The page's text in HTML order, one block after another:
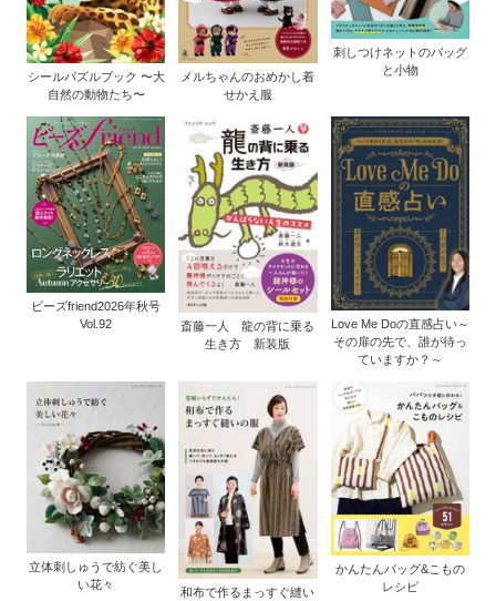
シールパズルブック 〜大
自然の動物たち〜
メルちゃんのおめかし着
せかえ服
刺しつけネットのバッグ
と小物
ビーズfriend2026年秋号
Vol.92
斎藤一人 龍の背に乗る
生き方 新装版
Love Me Doの直感占い～
その扉の先で、誰が待っ
ていますか？～
立体刺しゅうで紡ぐ美し
い花々
和布で作るまっすぐ縫い
かんたんバッグ&こもの
レシピ